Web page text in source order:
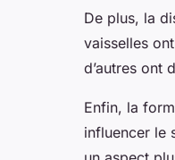
De plus, la
vaisselles
d’autres ont
Enfin, la
influencer le